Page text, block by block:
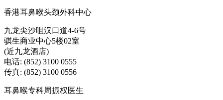
香港耳鼻喉头颈外科中心
九龙尖沙咀汉口道4-6号
骐生商业中心5楼02室
(近九龙酒店)
电话: (852) 3100 0555
传真: (852) 3100 0556
耳鼻喉专科周振权医生